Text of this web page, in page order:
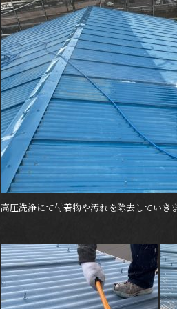
高圧洗浄にて付着物や汚れを除去していき